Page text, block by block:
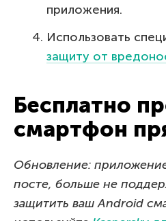
приложения.
Использовать
защиту от
Бесплатно
смартфон
Обновление:
посте, больше не
защитить ваш Android